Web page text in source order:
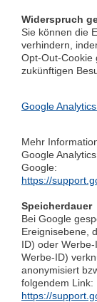
Widerspruch
Sie können die
verhindern,
Opt-Out-Cookie
zukünftigen
Google
Mehr
Google
Google:
https://
Speicherdauer
Bei Google
Ereignisebene,
ID) oder
Werbe-ID)
anonymisiert
folgendem Link:
https://